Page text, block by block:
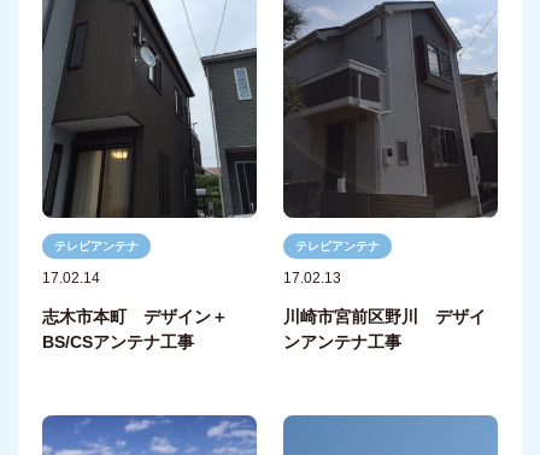
テレビアンテナ
17.02.14
志木市本町 デザイン＋
BS/CSアンテナ工事
テレビアンテナ
17.02.13
川崎市宮前区野川 デザイ
ンアンテナ工事